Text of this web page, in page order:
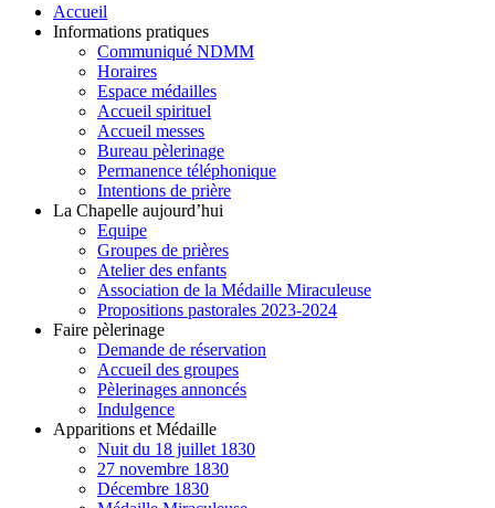
Accueil
Informations pratiques
Communiqué NDMM
Horaires
Espace médailles
Accueil spirituel
Accueil messes
Bureau pèlerinage
Permanence téléphonique
Intentions de prière
La Chapelle aujourd’hui
Equipe
Groupes de prières
Atelier des enfants
Association de la Médaille Miraculeuse
Propositions pastorales 2023-2024
Faire pèlerinage
Demande de réservation
Accueil des groupes
Pèlerinages annoncés
Indulgence
Apparitions et Médaille
Nuit du 18 juillet 1830
27 novembre 1830
Décembre 1830